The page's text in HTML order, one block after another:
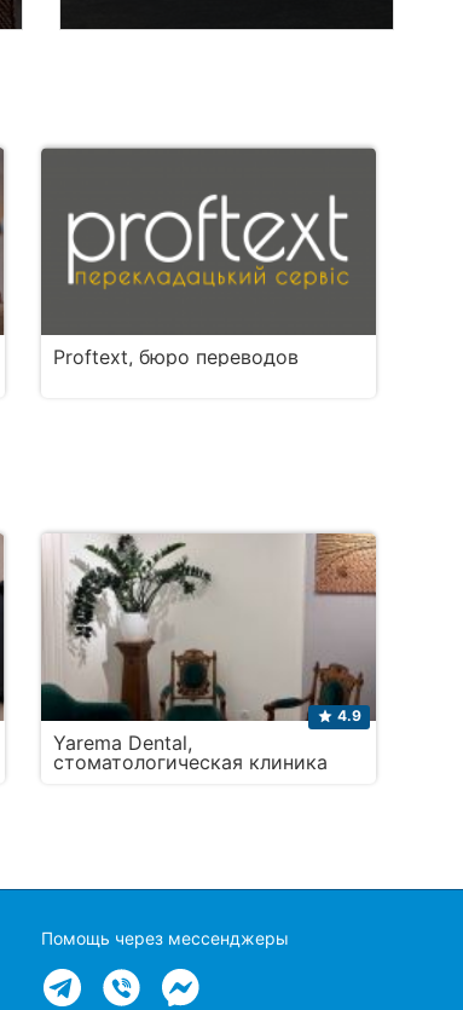
Proftext, бюро переводов
4.9
Yarema Dental,
стоматологическая клиника
Помощь через мессенджеры